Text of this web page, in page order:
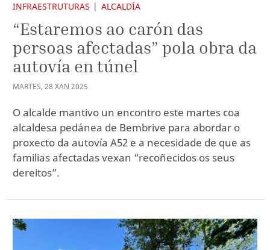
INFRAESTRUTURAS ALCALDÍA
“Estaremos ao carón das
persoas afectadas” pola obra da
autovía en túnel
MARTES, 28 XAN 2025
O alcalde mantivo un encontro este martes coa
alcaldesa pedánea de Bembrive para abordar o
proxecto da autovía A52 e a necesidade de que as
familias afectadas vexan “recoñecidos os seus
dereitos”.